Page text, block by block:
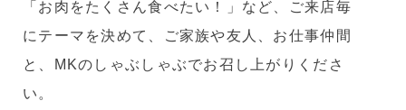
「お肉をたくさん食べたい！」など、ご来店毎
にテーマを決めて、ご家族や友人、お仕事仲間
と、MKのしゃぶしゃぶでお召し上がりくださ
い。